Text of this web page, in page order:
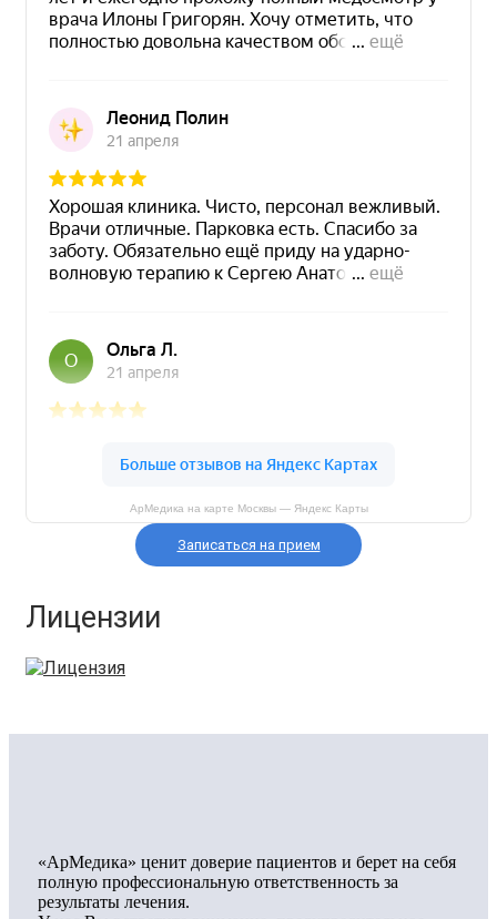
АрМедика на карте Москвы — Яндекс Карты
Записаться на прием
Лицензии
«АрМедика» ценит доверие пациентов и берет на себя
полную профессиональную ответственность за
результаты лечения.